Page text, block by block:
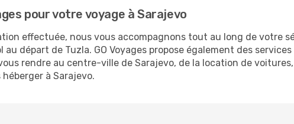
pour votre voyage à Sarajevo
effectuée, nous vous accompagnons tout au long de votre
au départ de Tuzla. GO Voyages propose également des
rendre au centre-ville de Sarajevo, de la location de
à Sarajevo.